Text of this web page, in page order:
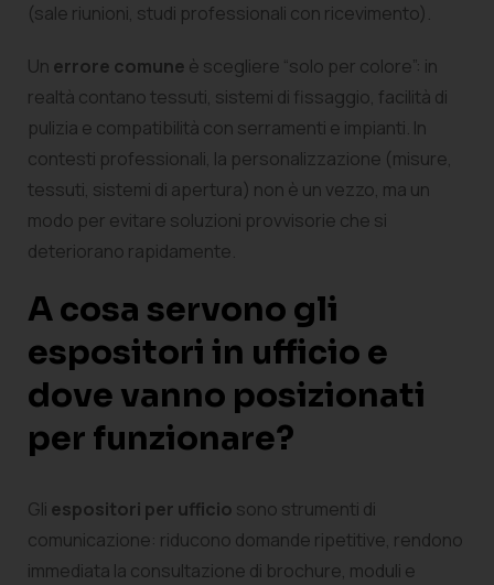
(sale riunioni, studi professionali con ricevimento).
Un errore comune è scegliere “solo per colore”: in
realtà contano tessuti, sistemi di fissaggio, facilità di
pulizia e compatibilità con serramenti e impianti. In
contesti professionali, la personalizzazione (misure,
tessuti, sistemi di apertura) non è un vezzo, ma un
modo per evitare soluzioni provvisorie che si
deteriorano rapidamente.
A cosa servono gli
espositori in ufficio e
dove vanno posizionati
per funzionare?
Gli espositori per ufficio sono strumenti di
comunicazione: riducono domande ripetitive, rendono
immediata la consultazione di brochure, moduli e